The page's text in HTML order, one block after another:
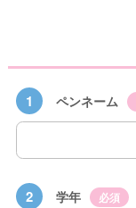
1 ペンネーム
2 学年 必須